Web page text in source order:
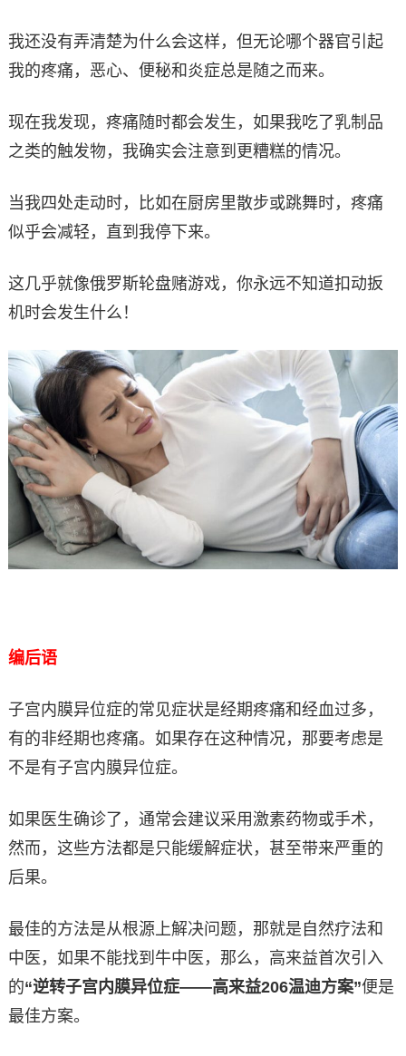
我还没有弄清楚为什么会这样，但无论哪个器官引起
我的疼痛，恶心、便秘和炎症总是随之而来。
现在我发现，疼痛随时都会发生，如果我吃了乳制品
之类的触发物，我确实会注意到更糟糕的情况。
当我四处走动时，比如在厨房里散步或跳舞时，疼痛
似乎会减轻，直到我停下来。
这几乎就像俄罗斯轮盘赌游戏，你永远不知道扣动扳
机时会发生什么！
编后语
子宫内膜异位症的常见症状是经期疼痛和经血过多，
有的非经期也疼痛。如果存在这种情况，那要考虑是
不是有子宫内膜异位症。
如果医生确诊了，通常会建议采用激素药物或手术，
然而，这些方法都是只能缓解症状，甚至带来严重的
后果。
最佳的方法是从根源上解决问题，那就是自然疗法和
中医，如果不能找到牛中医，那么，高来益首次引入
的“逆转子宫内膜异位症——高来益206温迪方案”便是
最佳方案。